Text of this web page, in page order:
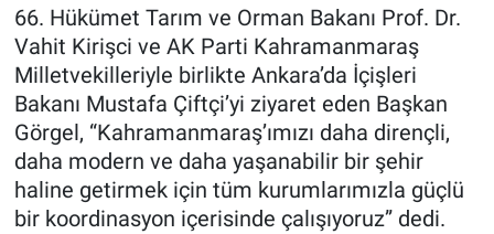
66. Hükümet Tarım ve Orman Bakanı Prof. Dr.
Vahit Kirişci ve AK Parti Kahramanmaraş
Milletvekilleriyle birlikte Ankara’da İçişleri
Bakanı Mustafa Çiftçi’yi ziyaret eden Başkan
Görgel, “Kahramanmaraş’ımızı daha dirençli,
daha modern ve daha yaşanabilir bir şehir
haline getirmek için tüm kurumlarımızla güçlü
bir koordinasyon içerisinde çalışıyoruz” dedi.
Spor
Kültür Sanat
Sağlık
TEKNOLOJİ
Tüm Manşetler
Son Dakika Haberleri
Haber Arşivi